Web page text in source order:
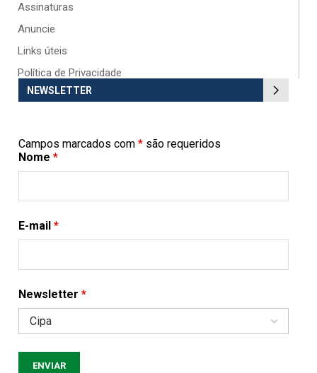
Assinaturas
Anuncie
Links úteis
Política de Privacidade
NEWSLETTER
Campos marcados com * são requeridos
Nome *
E-mail *
Newsletter *